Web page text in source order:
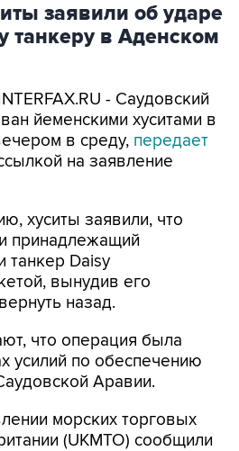
заявили об ударе
танкеру в Аденском
- Саудовский
йеменскими хуситами в
в среду, передает
на заявление
хуситы заявили, что
принадлежащий
танкер Daisy
вынудив его
назад.
что операция была
усилий по обеспечению
Аравии.
морских торговых
(UKMTO) сообщили